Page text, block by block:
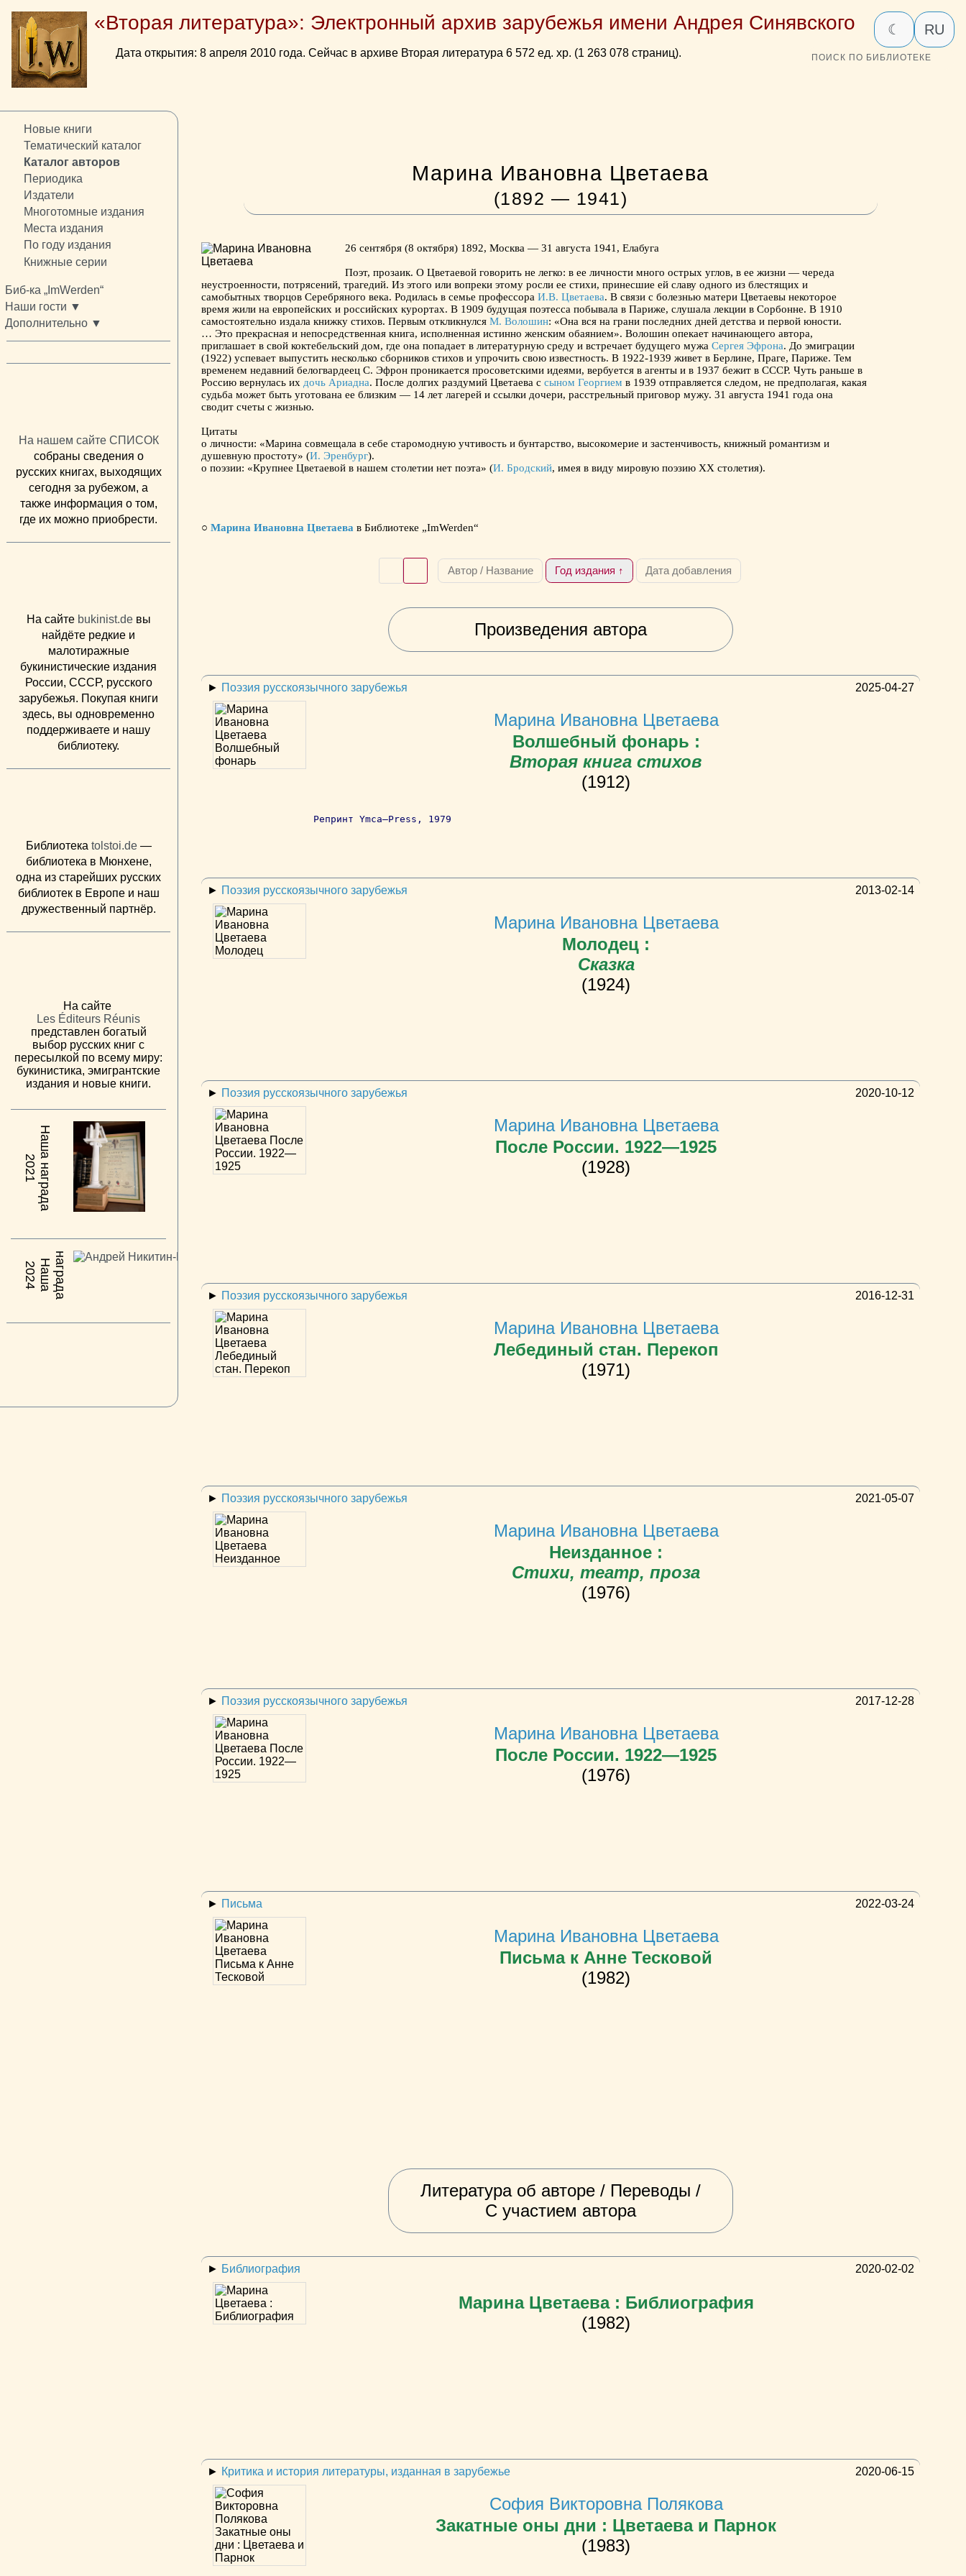
«Вторая литература»: Электронный архив зарубежья имени Андрея Синявского
Дата открытия: 8 апреля 2010 года. Сейчас в архиве Вторая литература 6 572 ед. хр. (1 263 078 страниц).
☾ RU
ПОИСК ПО БИБЛИОТЕКЕ
Новые книги
Тематический каталог
Каталог авторов
Периодика
Издатели
Многотомные издания
Места издания
По году издания
Книжные серии
Биб-ка „ImWerden“
Наши гости ▼
Дополнительно ▼
На нашем сайте СПИСОК
собраны сведения о
русских книгах, выходящих
сегодня за рубежом, а
также информация о том,
где их можно приобрести.
На сайте bukinist.deвы
найдёте редкие и
малотиражные
букинистические издания
России, СССР, русского
зарубежья. Покупая книги
здесь, вы одновременно
поддерживаете и нашу
библиотеку.
Библиотека tolstoi.de—
библиотека в Мюнхене,
одна из старейших русских
библиотек в Европе и наш
дружественный партнёр.
На сайте
Les Éditeurs Réunis
представлен богатый
выбор русских книг с
пересылкой по всему миру:
букинистика, эмигрантские
издания и новые книги.
2021Наша награда
2024 Н
а
ш
ан
а
г
р
а
да
Марина Ивановна Цветаева
(1892 — 1941)
26 сентября (8 октября) 1892, Москва — 31 августа 1941, Елабуга
Поэт, прозаик. О Цветаевой говорить не легко: в ее личности много острых углов, в ее жизни — череда
неустроенности, потрясений, трагедий. Из этого или вопреки этому росли ее стихи, принесшие ей славу одного из блестящих и
самобытных творцов Серебряного века. Родилась в семье профессора И.В. Цветаева. В связи с болезнью матери Цветаевы некоторое
время жили на европейских и российских курортах. В 1909 будущая поэтесса побывала в Париже, слушала лекции в Сорбонне. В 1910
самостоятельно издала книжку стихов. Первым откликнулся М. Волошин: «Она вся на грани последних дней детства и первой юности.
… Это прекрасная и непосредственная книга, исполненная истинно женским обаянием». Волошин опекает начинающего автора,
приглашает в свой коктебельский дом, где она попадает в литературную среду и встречает будущего мужа Сергея Эфрона. До эмиграции
(1922) успевает выпустить несколько сборников стихов и упрочить свою известность. В 1922-1939 живет в Берлине, Праге, Париже. Тем
временем недавний белогвардеец С. Эфрон проникается просоветскими идеями, вербуется в агенты и в 1937 бежит в СССР. Чуть раньше в
Россию вернулась их дочь Ариадна. После долгих раздумий Цветаева с сыном Георгием в 1939 отправляется следом, не предполагая, какая
судьба может быть уготована ее близким — 14 лет лагерей и ссылки дочери, расстрельный приговор мужу. 31 августа 1941 года она
сводит счеты с жизнью.
Цитаты
о личности: «Марина совмещала в себе старомодную учтивость и бунтарство, высокомерие и застенчивость, книжный романтизм и
душевную простоту» (И. Эренбург).
о поэзии: «Крупнее Цветаевой в нашем столетии нет поэта» (И. Бродский, имея в виду мировую поэзию ХХ столетия).
○ Марина Ивановна Цветаева в Библиотеке „ImWerden“
Автор / Название Год издания ↑ Дата добавления
Произведения автора
► Поэзия русскоязычного зарубежья 2025-04-27
Марина Ивановна Цветаева
Волшебный фонарь :
Вторая книга стихов
(1912)
Репринт Ymca–Press, 1979
► Поэзия русскоязычного зарубежья 2013-02-14
Марина Ивановна Цветаева
Молодец :
Сказка
(1924)
► Поэзия русскоязычного зарубежья 2020-10-12
Марина Ивановна Цветаева
После России. 1922—1925
(1928)
► Поэзия русскоязычного зарубежья 2016-12-31
Марина Ивановна Цветаева
Лебединый стан. Перекоп
(1971)
► Поэзия русскоязычного зарубежья 2021-05-07
Марина Ивановна Цветаева
Неизданное :
Стихи, театр, проза
(1976)
► Поэзия русскоязычного зарубежья 2017-12-28
Марина Ивановна Цветаева
После России. 1922—1925
(1976)
► Письма 2022-03-24
Марина Ивановна Цветаева
Письма к Анне Тесковой
(1982)
Литература об авторе / Переводы /
С участием автора
► Библиография 2020-02-02
Марина Цветаева : Библиография
(1982)
► Критика и история литературы, изданная в зарубежье 2020-06-15
София Викторовна Полякова
Закатные оны дни : Цветаева и Парнок
(1983)